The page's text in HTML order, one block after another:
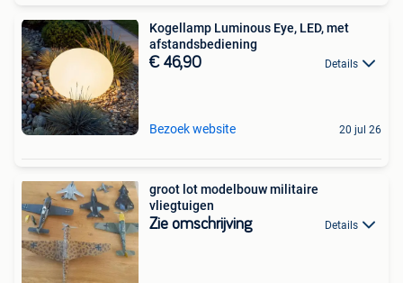
Kogellamp Luminous Eye, LED, met
afstandsbediening
€ 46,90 Details
Bezoek website 20 jul 26
groot lot modelbouw militaire
vliegtuigen
Zie omschrijving Details